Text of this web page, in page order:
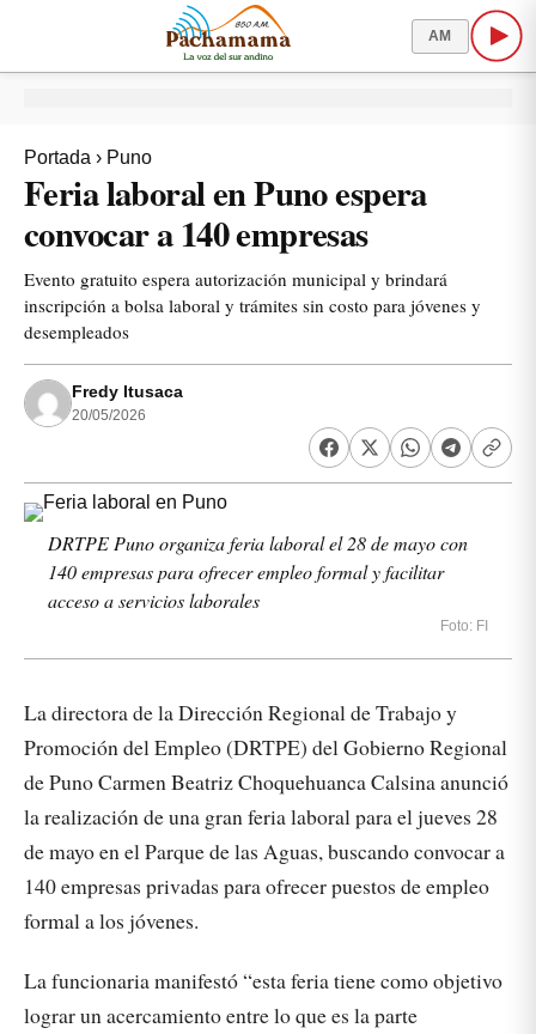
AM
Portada › Puno
Feria laboral en Puno espera
convocar a 140 empresas
Evento gratuito espera autorización municipal y brindará
inscripción a bolsa laboral y trámites sin costo para jóvenes y
desempleados
Fredy Itusaca
20/05/2026
DRTPE Puno organiza feria laboral el 28 de mayo con
140 empresas para ofrecer empleo formal y facilitar
acceso a servicios laborales
Foto: FI
La directora de la Dirección Regional de Trabajo y
Promoción del Empleo (DRTPE) del Gobierno Regional
de Puno Carmen Beatriz Choquehuanca Calsina anunció
la realización de una gran feria laboral para el jueves 28
de mayo en el Parque de las Aguas, buscando convocar a
140 empresas privadas para ofrecer puestos de empleo
formal a los jóvenes.
La funcionaria manifestó “esta feria tiene como objetivo
lograr un acercamiento entre lo que es la parte